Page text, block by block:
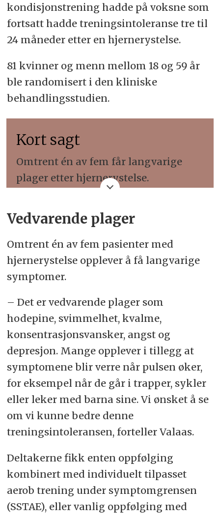
kondisjonstrening hadde på voksne som
fortsatt hadde treningsintoleranse tre til
24 måneder etter en hjernerystelse.
81 kvinner og menn mellom 18 og 59 år
ble randomisert i den kliniske
behandlingsstudien.
Kort sagt
Omtrent én av fem får langvarige
plager etter hjernerystelse.
og får økte symptomer når pulsen
Individuelt tilpasset
kondisjonstrening var trygg å
Treningen gjorde at pasientene tålte
høyere fysisk belastning.
Symptombyrden ble ikke redusert
mer enn ved vanlig oppfølging.
Forskerne anbefaler tilpasset
aktivitet fremfor langvarig hvile.
Vedvarende plager
Omtrent én av fem pasienter med
hjernerystelse opplever å få langvarige
symptomer.
– Det er vedvarende plager som
hodepine, svimmelhet, kvalme,
konsentrasjonsvansker, angst og
depresjon. Mange opplever i tillegg at
symptomene blir verre når pulsen øker,
for eksempel når de går i trapper, sykler
eller leker med barna sine. Vi ønsket å se
om vi kunne bedre denne
treningsintoleransen, forteller Valaas.
Deltakerne fikk enten oppfølging
kombinert med individuelt tilpasset
aerob trening under symptomgrensen
(SSTAE), eller vanlig oppfølging med